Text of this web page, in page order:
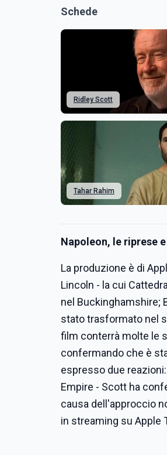
Schede
Ridley Scott
Tahar Rahim
Napoleon, le riprese
La produzione è di
Lincoln - la cui
nel Buckinghamshire;
stato trasformato nel
film conterrà molte le
confermando che è
espresso due
Empire - Scott ha
causa dell'approccio
in streaming su Apple